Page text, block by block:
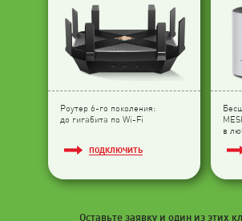
Роутер 6-го поколения:
до гигабита по Wi-Fi
ПОДКЛЮЧИТЬ
в
Оставьте заявку и один из этих